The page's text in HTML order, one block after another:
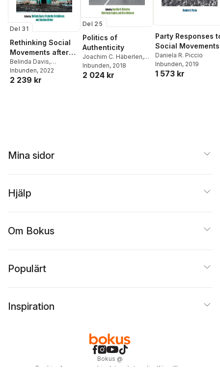
Del 31
Rethinking Social
Movements after
'68
Belinda Davis,
Friederike Brühöfener
Stephen Milder
Inbunden, 2022
2 239 kr
Del 25
Politics of
Authenticity
Joachim C. Häberlen,
Mark Keck-Szajbel
Kate Mahoney
Inbunden, 2018
2 024 kr
Party Responses
Social Movements
Daniela R. Piccio
Inbunden, 2019
1 573 kr
Mina sidor
Hjälp
Om Bokus
Populärt
Inspiration
Bokus @
Cookies
Anpassa cookies Integritetspolicy Köpvillkor